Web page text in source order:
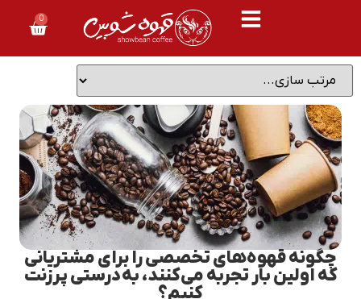
0
چگونه قهوه‌های تخصصی را برای مشتریانی
که اولین بار تجربه می‌کنند، به‌درستی پرزنت
کنیم؟